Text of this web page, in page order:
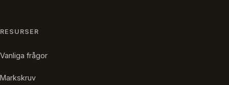
RESURSER
Vanliga frågor
Markskruv